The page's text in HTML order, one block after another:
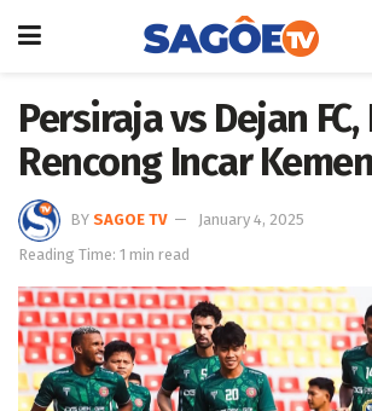
Persiraja vs Dejan
Rencong Incar
BY SAGOE TV
January 4, 2025
Reading Time: 1 min read